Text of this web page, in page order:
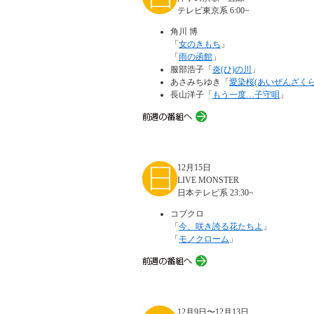
テレビ東京系 6:00~
角川 博
「 女のきもち 」
「 雨の函館 」
服部浩子「 炎(ひ)の川
」
あさみちゆき「 愛染桜(あいぜんざく
長山洋子「 もう一度…子守唄 」
12月15日
LIVE MONSTER
日本テレビ系 23:30~
コブクロ
「 今、咲き誇る花たちよ 」
「 モノクローム 」
12月9日〜12月13日